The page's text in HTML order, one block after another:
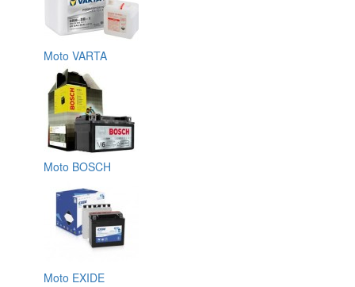
Moto VARTA
Moto BOSCH
Moto EXIDE